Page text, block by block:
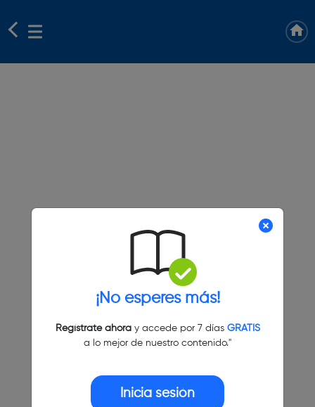
¡No esperes más!
Regístrate ahoray accede por 7 días GRATIS
a lo mejor de nuestro contenido."
Inicia sesión